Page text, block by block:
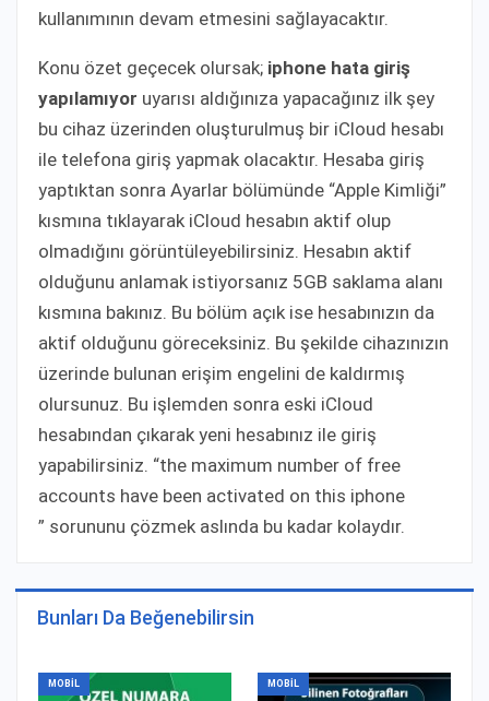
kullanımının devam etmesini sağlayacaktır.
Konu özet geçecek olursak; iphone hata giriş
yapılamıyor uyarısı aldığınıza yapacağınız ilk şey
bu cihaz üzerinden oluşturulmuş bir iCloud hesabı
ile telefona giriş yapmak olacaktır. Hesaba giriş
yaptıktan sonra Ayarlar bölümünde “Apple Kimliği”
kısmına tıklayarak iCloud hesabın aktif olup
olmadığını görüntüleyebilirsiniz. Hesabın aktif
olduğunu anlamak istiyorsanız 5GB saklama alanı
kısmına bakınız. Bu bölüm açık ise hesabınızın da
aktif olduğunu göreceksiniz. Bu şekilde cihazınızın
üzerinde bulunan erişim engelini de kaldırmış
olursunuz. Bu işlemden sonra eski iCloud
hesabından çıkarak yeni hesabınız ile giriş
yapabilirsiniz. “the maximum number of free
accounts have been activated on this iphone
” sorununu çözmek aslında bu kadar kolaydır.
Bunları Da Beğenebilirsin
MOBIL MOBIL